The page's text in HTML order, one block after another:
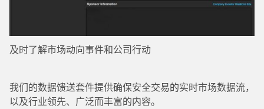
及时了解市场动向事件和公司行动
我们的数据馈送套件提供确保安全交易的实时市场数据流，
以及行业领先、广泛而丰富的内容。